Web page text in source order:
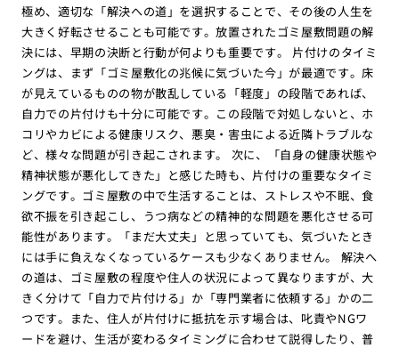
極め、適切な「解決への道」を選択することで、その後の人生を
大きく好転させることも可能です。放置されたゴミ屋敷問題の解
決には、早期の決断と行動が何よりも重要です。 片付けのタイミ
ングは、まず「ゴミ屋敷化の兆候に気づいた今」が最適です。床
が見えているものの物が散乱している「軽度」の段階であれば、
自力での片付けも十分に可能です。この段階で対処しないと、ホ
コリやカビによる健康リスク、悪臭・害虫による近隣トラブルな
ど、様々な問題が引き起こされます。 次に、「自身の健康状態や
精神状態が悪化してきた」と感じた時も、片付けの重要なタイミ
ングです。ゴミ屋敷の中で生活することは、ストレスや不眠、食
欲不振を引き起こし、うつ病などの精神的な問題を悪化させる可
能性があります。「まだ大丈夫」と思っていても、気づいたとき
には手に負えなくなっているケースも少なくありません。 解決へ
の道は、ゴミ屋敷の程度や住人の状況によって異なりますが、大
きく分けて「自力で片付ける」か「専門業者に依頼する」かの二
つです。また、住人が片付けに抵抗を示す場合は、叱責やNGワ
ードを避け、生活が変わるタイミングに合わせて説得したり、普